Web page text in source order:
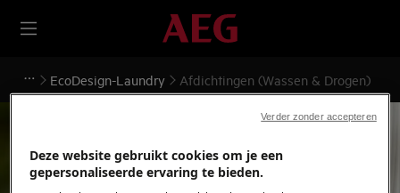
EcoDesign-Laundry Afdichtingen (Wassen & Drogen)
Ondersteuning voor
Deze website gebruikt cookies om je een
gepersonaliseerde ervaring te bieden.
Verder zonder accepteren